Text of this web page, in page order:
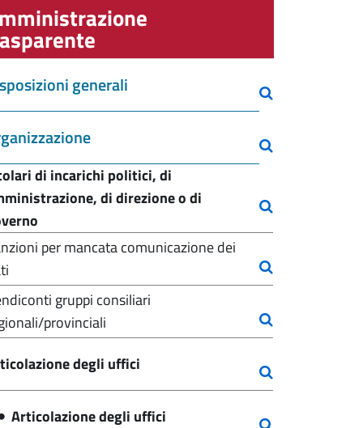
generali
di incarichi politici, di
di direzione o di
per mancata comunicazione dei
gruppi consiliari
provinciali
degli uffici
Articolazione degli uffici